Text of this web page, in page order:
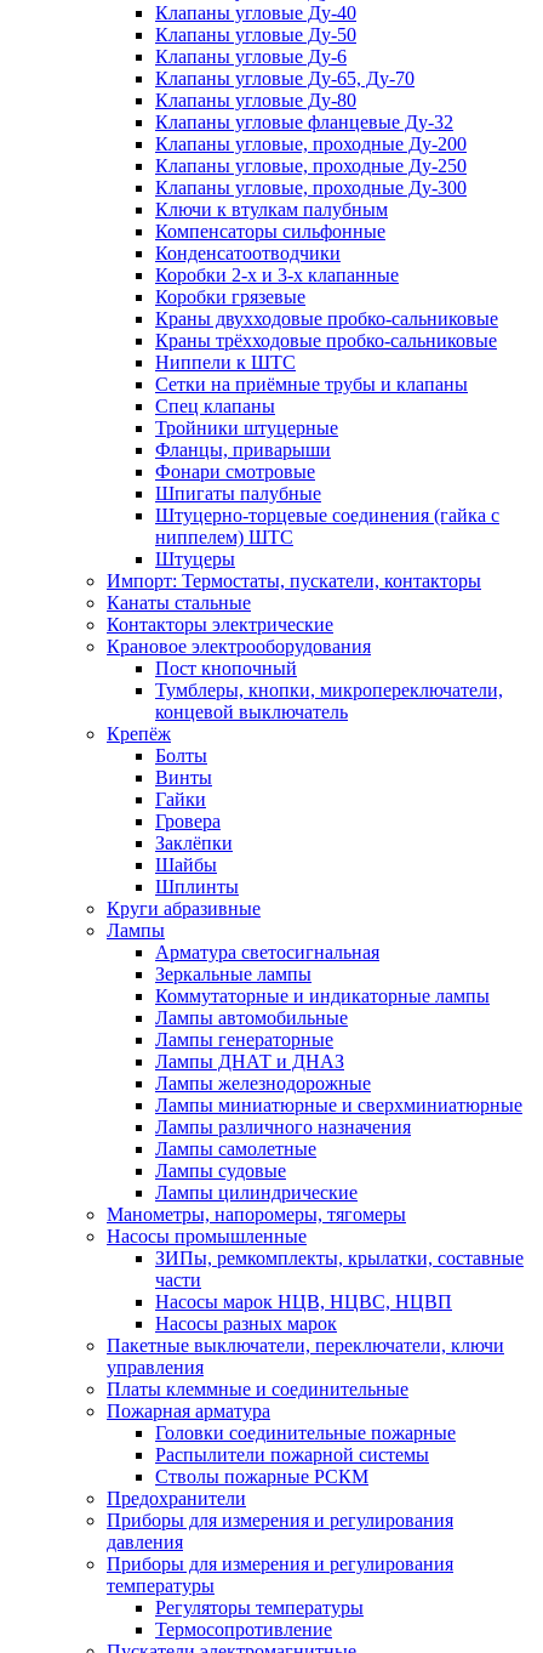
Клапаны угловые Ду-40
Клапаны угловые Ду-50
Клапаны угловые Ду-6
Клапаны угловые Ду-65, Ду-70
Клапаны угловые Ду-80
Клапаны угловые фланцевые Ду-32
Клапаны угловые, проходные Ду-200
Клапаны угловые, проходные Ду-250
Клапаны угловые, проходные Ду-300
Ключи к втулкам палубным
Компенсаторы сильфонные
Конденсатоотводчики
Коробки 2-х и 3-х клапанные
Коробки грязевые
Краны двухходовые пробко-сальниковые
Краны трёхходовые пробко-сальниковые
Ниппели к ШТС
Сетки на приёмные трубы и клапаны
Спец клапаны
Тройники штуцерные
Фланцы, приварыши
Фонари смотровые
Шпигаты палубные
Штуцерно-торцевые соединения (гайка с
ниппелем) ШТС
Штуцеры
Импорт: Термостаты, пускатели, контакторы
Канаты стальные
Контакторы электрические
Крановое электрооборудования
Пост кнопочный
Тумблеры, кнопки, микропереключатели,
концевой выключатель
Крепёж
Болты
Винты
Гайки
Гровера
Заклёпки
Шайбы
Шплинты
Круги абразивные
Лампы
Арматура светосигнальная
Зеркальные лампы
Коммутаторные и индикаторные лампы
Лампы автомобильные
Лампы генераторные
Лампы ДНАТ и ДНАЗ
Лампы железнодорожные
Лампы миниатюрные и сверхминиатюрные
Лампы различного назначения
Лампы самолетные
Лампы судовые
Лампы цилиндрические
Манометры, напоромеры, тягомеры
Насосы промышленные
ЗИПы, ремкомплекты, крылатки, составные
части
Насосы марок НЦВ, НЦВС, НЦВП
Насосы разных марок
Пакетные выключатели, переключатели, ключи
управления
Платы клеммные и соединительные
Пожарная арматура
Головки соединительные пожарные
Распылители пожарной системы
Стволы пожарные РСКМ
Предохранители
Приборы для измерения и регулирования
давления
Приборы для измерения и регулирования
температуры
Регуляторы температуры
Термосопротивление